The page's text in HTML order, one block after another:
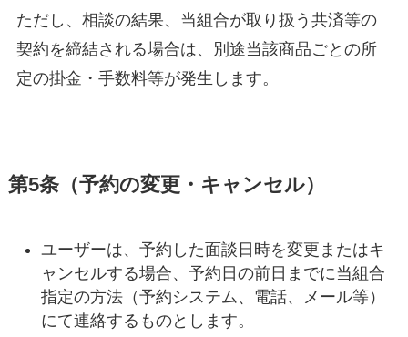
ただし、相談の結果、当組合が取り扱う共済等の
契約を締結される場合は、別途当該商品ごとの所
定の掛金・手数料等が発生します。
第5条（予約の変更・キャンセル）
ユーザーは、予約した面談日時を変更またはキ
ャンセルする場合、予約日の前日までに当組合
指定の方法（予約システム、電話、メール等）
にて連絡するものとします。